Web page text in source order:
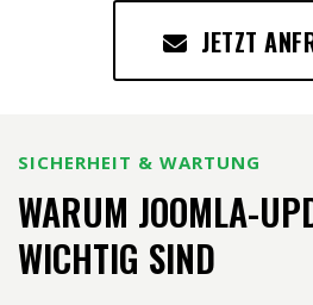
JETZT
SICHERHEIT & WARTUNG
WARUM JOOMLA-
WICHTIG SIND